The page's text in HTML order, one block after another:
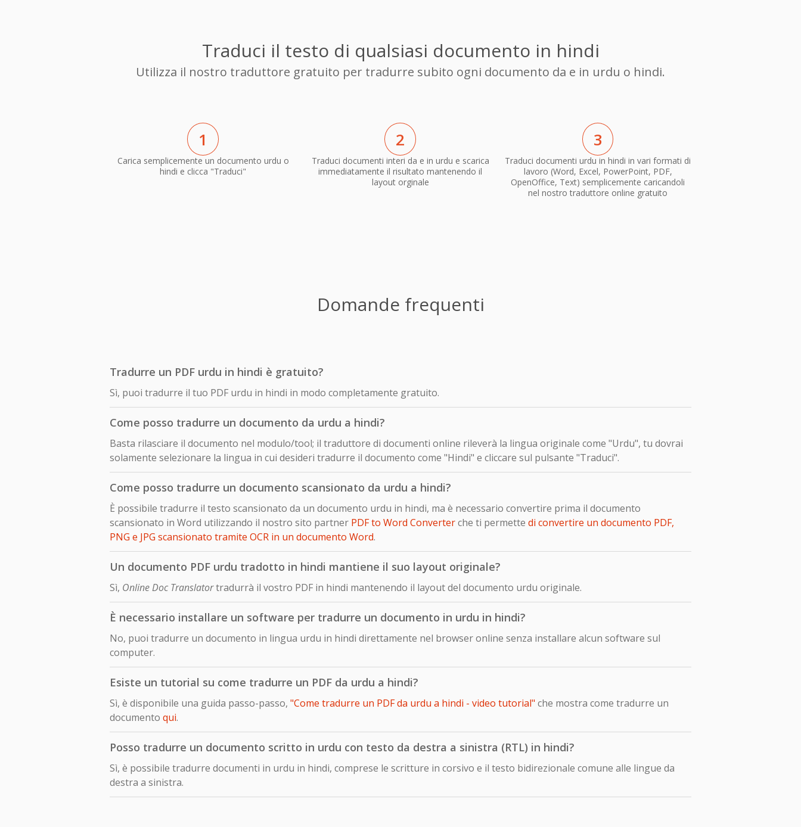
Traduci il testo di qualsiasi documento in hindi
Utilizza il nostro traduttore gratuito per tradurre subito ogni documento da e in urdu o hindi.
1
Carica semplicemente un documento urdu o
hindi e clicca "Traduci"
2
Traduci documenti interi da e in urdu e scarica
immediatamente il risultato mantenendo il
layout orginale
3
Traduci documenti urdu in hindi in vari formati di
lavoro (Word, Excel, PowerPoint, PDF,
OpenOffice, Text) semplicemente caricandoli
nel nostro traduttore online gratuito
Domande frequenti
Tradurre un PDF urdu in hindi è gratuito?
Sì, puoi tradurre il tuo PDF urdu in hindi in modo completamente gratuito.
Come posso tradurre un documento da urdu a hindi?
Basta rilasciare il documento nel modulo/tool; il traduttore di documenti online rileverà la lingua originale come "Urdu", tu dovrai
solamente selezionare la lingua in cui desideri tradurre il documento come "Hindi" e cliccare sul pulsante "Traduci".
Come posso tradurre un documento scansionato da urdu a hindi?
È possibile tradurre il testo scansionato da un documento urdu in hindi, ma è necessario convertire prima il documento
scansionato in Word utilizzando il nostro sito partner PDF to Word Converterche ti permette di convertire un documento PDF,
PNG e JPG scansionato tramite OCR in un documento Word.
Un documento PDF urdu tradotto in hindi mantiene il suo layout originale?
Sì, Online Doc Translatortradurrà il vostro PDF in hindi mantenendo il layout del documento urdu originale.
È necessario installare un software per tradurre un documento in urdu in hindi?
No, puoi tradurre un documento in lingua urdu in hindi direttamente nel browser online senza installare alcun software sul
computer.
Esiste un tutorial su come tradurre un PDF da urdu a hindi?
Sì, è disponibile una guida passo-passo, "Come tradurre un PDF da urdu a hindi - video tutorial" che mostra come tradurre un
documento qui.
Posso tradurre un documento scritto in urdu con testo da destra a sinistra (RTL) in hindi?
Sì, è possibile tradurre documenti in urdu in hindi, comprese le scritture in corsivo e il testo bidirezionale comune alle lingue da
destra a sinistra.